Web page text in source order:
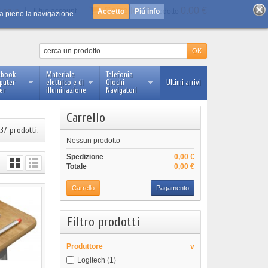
Log in Il tuo account Carrello :0prodotto
Ultimi arrivi
Materiale
elettrico e di
illuminazione
Telefonia
Giochi
Navigatori
pieno la navigazione. Piú info
prodotti.
Carrello
Nessun prodotto
0,00 €
Spedizione
0,00 €
Totale
Carrello Pagamento
Filtro prodotti
Produttore
v
Logitech (1)